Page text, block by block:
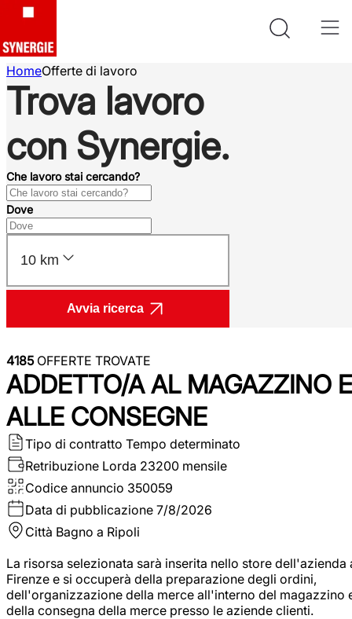
HomeOfferte di lavoro
Trova lavoro
con Synergie.
Che lavoro stai cercando?
Dove
10 km
Avvia ricerca
4185OFFERTE TROVATE
ADDETTO/A AL MAGAZZINO E
ALLE CONSEGNE
Tipo di contratto Tempo determinato
Retribuzione Lorda 23200 mensile
Codice annuncio 350059
Data di pubblicazione 7/8/2026
Città Bagno a Ripoli
La risorsa selezionata sarà inserita nello store dell'azienda
Firenze e si occuperà della preparazione degli ordini,
dell'organizzazione della merce all'interno del magazzino
della consegna della merce presso le aziende clienti.